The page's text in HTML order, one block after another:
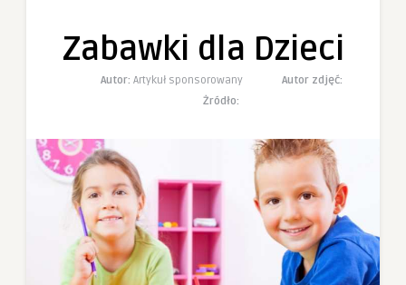
Zabawki dla Dzieci
Autor: Artykuł sponsorowany
Autor zdjęć:
Żródło: